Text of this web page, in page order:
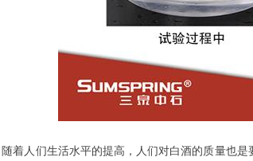
人们生活水平的提高，人们对白酒的质量也是